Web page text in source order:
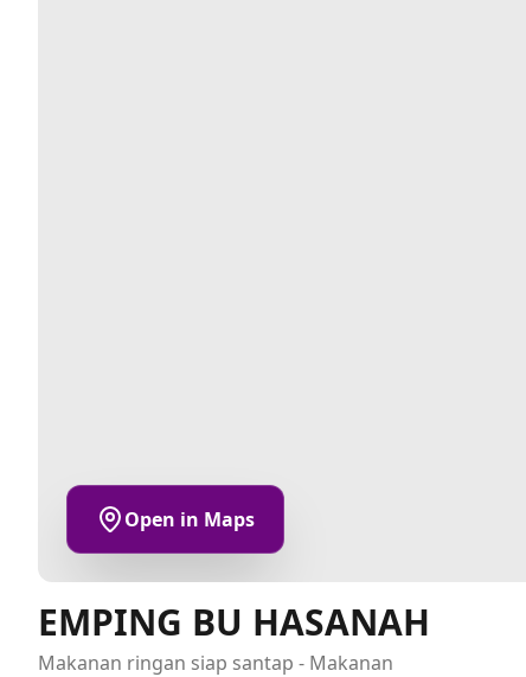
Open in Maps
EMPING BU HASANAH
Makanan ringan siap santap - Makanan